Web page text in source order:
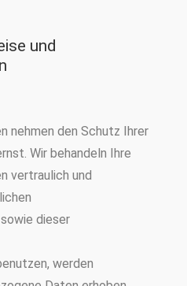
und
nehmen den Schutz Ihrer
Wir behandeln Ihre
vertraulich und
dieser
werden